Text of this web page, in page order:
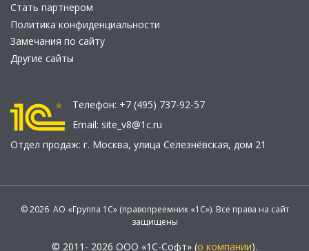
Стать партнером
Политика конфиденциальности
Замечания по сайту
Другие сайты
Телефон: +7 (495) 737-92-57
Email: site_v8@1c.ru
Отдел продаж: г. Москва, улица Селезнёвская, дом 21
© 2026 АО «Группа 1С» (правопреемник «1С»). Все права на сайт
защищены
© 2011- 2026 ООО «1С-Софт» (о компании).